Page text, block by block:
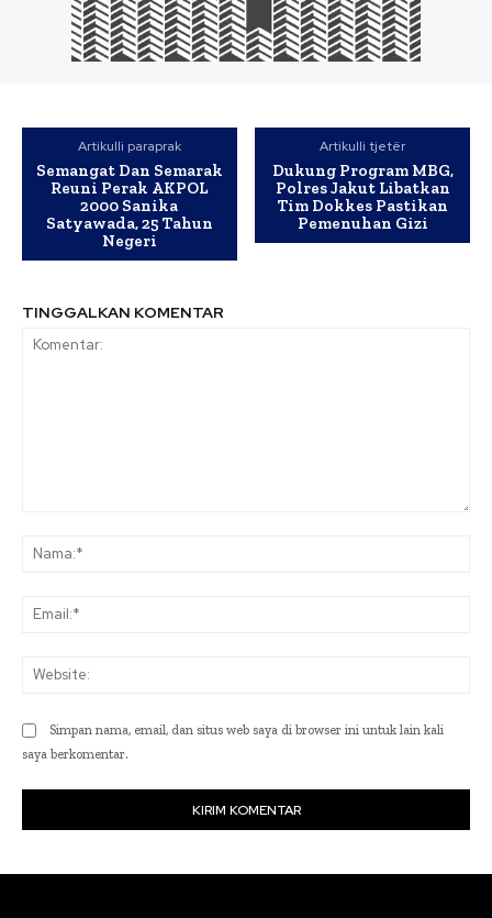
Artikulli paraprak
Semangat Dan Semarak
Reuni Perak AKPOL
2000 Sanika
Satyawada, 25 Tahun
Negeri
Artikulli tjetër
Dukung Program MBG,
Polres Jakut Libatkan
Tim Dokkes Pastikan
Pemenuhan Gizi
TINGGALKAN KOMENTAR
Simpan nama, email, dan situs web saya di browser ini untuk lain kali
saya berkomentar.